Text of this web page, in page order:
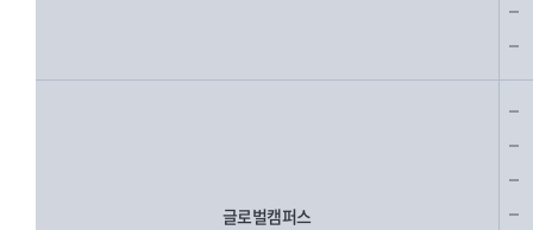
글로벌캠퍼스